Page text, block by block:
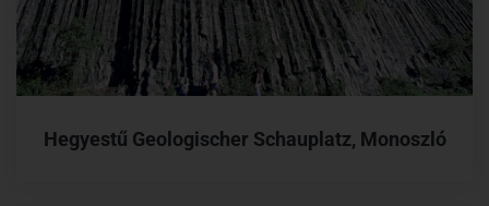
Hegyestű Geologischer Schauplatz, Monoszló